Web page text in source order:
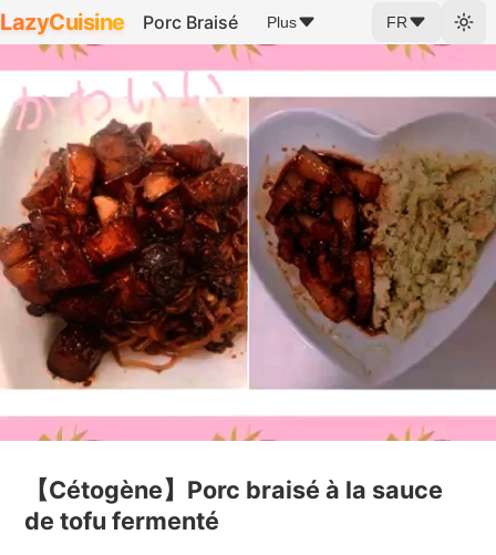
LazyCuisine Porc Braisé Plus FR
【Cétogène】Porc braisé à la sauce
de tofu fermenté